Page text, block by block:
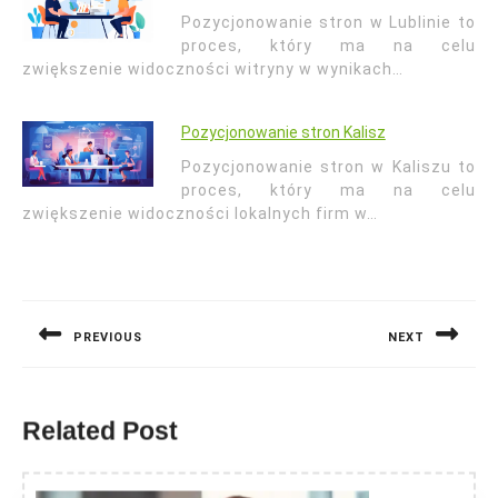
Pozycjonowanie stron w Lublinie to
proces, który ma na celu
zwiększenie widoczności witryny w wynikach…
Pozycjonowanie stron Kalisz
Pozycjonowanie stron w Kaliszu to
proces, który ma na celu
zwiększenie widoczności lokalnych firm w…
PREVIOUS NEXT
Related Post